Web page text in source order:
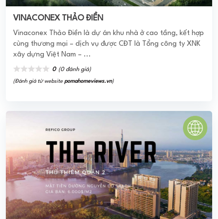
HAUSALTO
Hausalto quận 9 là một sản phẩm hình thành với cảm hứng
châu Âu, kiến trúc hòa quyện cùng văn hóa Á Đông dặc
trưng. Bởi thế mà căn hộ của ...
0 (0 đánh giá)